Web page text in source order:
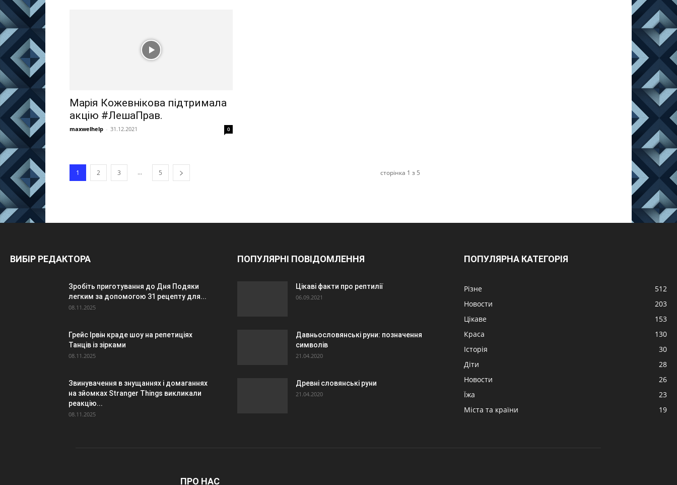
Марія Кожевнікова підтримала
акцію #ЛешаПрав.
maxwelhelp - 31.12.2021 0
1 2 3 ... 5 сторінка 1 з 5
ВИБІР РЕДАКТОРА
Зробіть приготування до Дня Подяки
легким за допомогою 31 рецепту для...
08.11.2025
Грейс Ірвін краде шоу на репетиціях
Танців із зірками
08.11.2025
Звинувачення в знущаннях і домаганнях
на зйомках Stranger Things викликали
реакцію...
08.11.2025
ПОПУЛЯРНІ ПОВІДОМЛЕННЯ
Цікаві факти про рептилії
06.09.2021
Давньословянські руни: позначення
символів
21.04.2020
Древні словянські руни
21.04.2020
ПОПУЛЯРНА КАТЕГОРІЯ
Різне
512
Новости
203
Цікаве
153
Краса
130
Історія
30
Діти
28
Новости
26
Їжа
23
Міста та країни
19
ПРО НАС